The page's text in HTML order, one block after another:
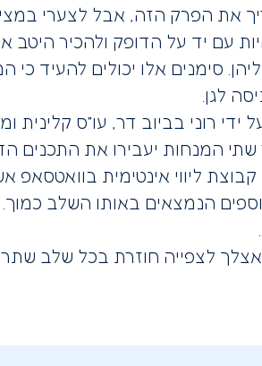
את הפרק הזה, אבל לצערי
עם יד על הדופק ולהכיר
סימנים אלו יכולים להעיד
לגן.
רוני בביוב דר, עו”ס קלינית
המנחות יעבירו את התכנים
ליווי אינטימית
נוספים הנמצאים באותו השלב
לצפייה חוזרת בכל שלב